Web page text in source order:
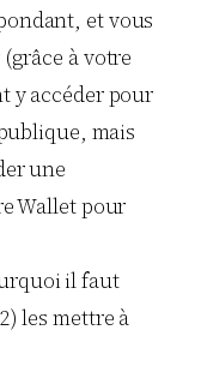
et vous
à votre
y accéder pour
mais
une
Wallet pour
il faut
les mettre à